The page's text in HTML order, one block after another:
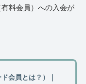
料会員）への入会が
会員とは？）｜